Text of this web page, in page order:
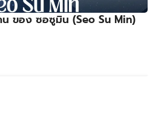
ของ ซอซูมิน (Seo Su Min)